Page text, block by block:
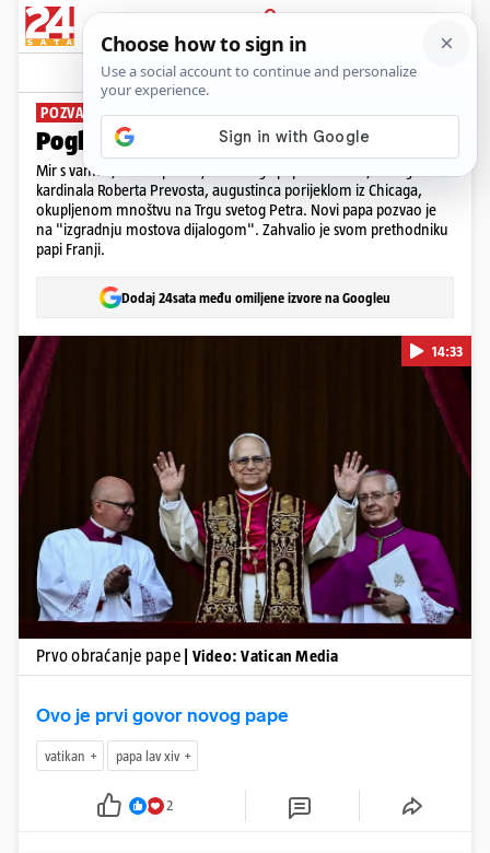
PRIJAVA
News Komentari
POZVAO NA MIR
Pogledajte papin cijeli govor
Mir s vama", bile su prve riječi novoga pape Lava XIV., bivšeg
kardinala Roberta Prevosta, augustinca porijeklom iz Chicaga,
okupljenom mnoštvu na Trgu svetog Petra. Novi papa pozvao je
na "izgradnju mostova dijalogom". Zahvalio je svom prethodniku
papi Franji.
Dodaj 24sata među omiljene izvore na Googleu
Pokretanje videa...
14:33
Prvo obraćanje pape | Video: Vatican Media
Ovo je prvi govor novog pape
vatikan papa lav xiv
2